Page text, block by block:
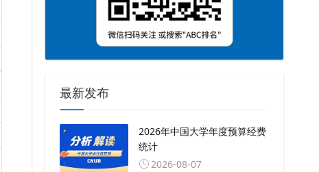
最新发布
2026年中国大学年度预算经费
统计
2026-08-07